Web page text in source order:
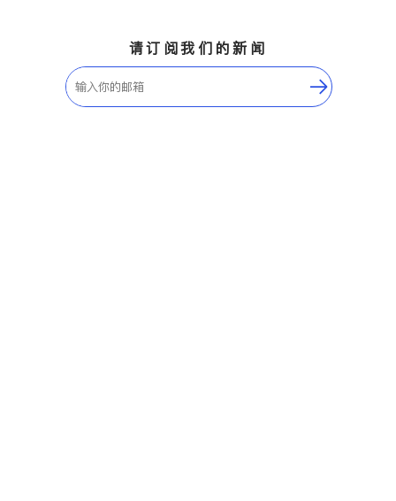
请订阅我们的新闻